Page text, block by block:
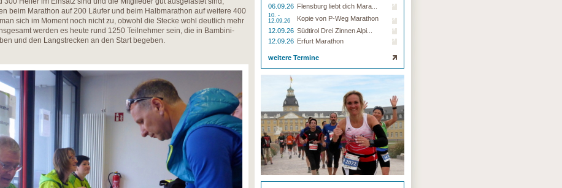
beim Marathon auf 200 Läufer und beim Halbmarathon auf weitere 400
sich im Moment noch nicht zu, obwohl die Stecke wohl deutlich mehr
werden es heute rund 1250 Teilnehmer sein, die in Bambini-
und den Langstrecken an den Start begeben.
06.09.26 Flensburg liebt dich Mara...
10. -
12.09.26
Kopie von P-Weg Marathon
12.09.26 Südtirol Drei Zinnen Alpi...
12.09.26 Erfurt Marathon
weitere Termine